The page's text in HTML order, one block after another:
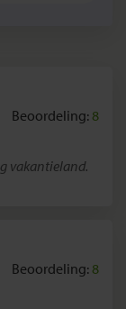
Beoordeling: 8
vakantieland.
Beoordeling: 8